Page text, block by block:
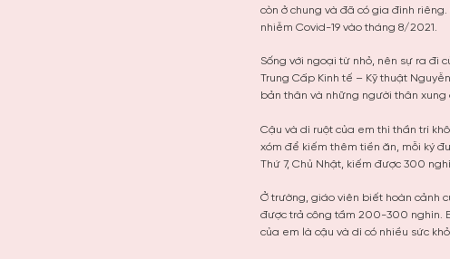
còn ở chung và đã có gia đình
nhiễm Covid-19 vào tháng 8/2021.
Sống với ngoại từ nhỏ, nên sự ra đi
Trung Cấp Kinh tế – Kỹ thuật
bản thân và những người thân xung
Cậu và dì ruột của em thì thần trí
xóm để kiếm thêm tiền ăn, mỗi ký
Thứ 7, Chủ Nhật, kiếm được 300
Ở trường, giáo viên biết hoàn cảnh
được trả công tầm 200-300 nghìn.
của em là cậu và dì có nhiều sức